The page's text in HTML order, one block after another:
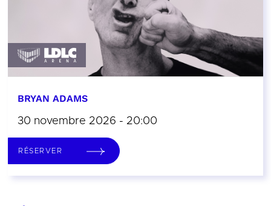
BRYAN ADAMS
30 novembre 2026 - 20:00
RÉSERVER